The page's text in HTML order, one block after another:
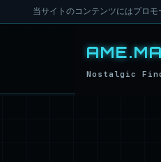
当サイトのコンテンツにはプロ